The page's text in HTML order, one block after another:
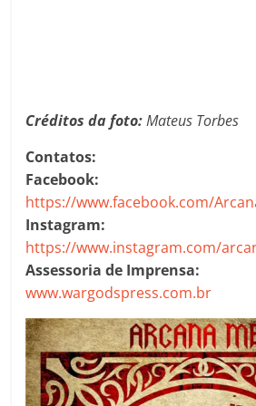
Créditos da foto:Mateus Torbes
Contatos:
Facebook:
https://www.facebook.com/
Instagram:
https://www.instagram.com/
Assessoria de Imprensa:
www.wargodspress.com.br